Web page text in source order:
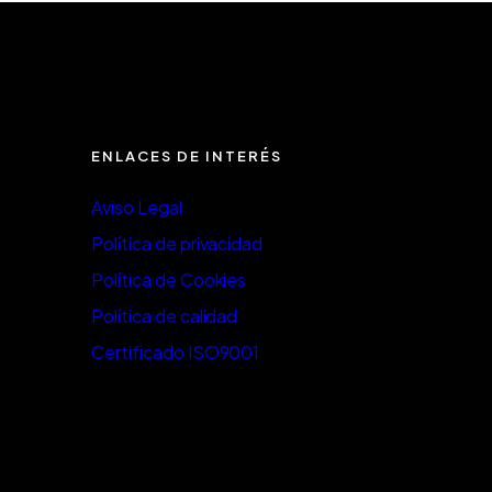
ENLACES DE INTERÉS
Aviso Legal
Política de privacidad
Política de Cookies
Política de calidad
Certificado ISO9001